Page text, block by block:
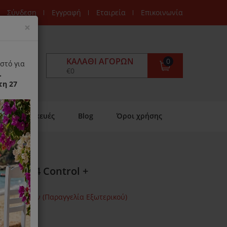
Σύνδεση Εγγραφή Εταιρεία Επικοινωνία
ΚΑΛΆΘΙ ΑΓΟΡΏΝ
0
€0
Επισκευές Blog Όροι χρήσης
Clipso 4 Control +
Ημερών (Παραγγελία Εξωτερικού)
× Close
για
27